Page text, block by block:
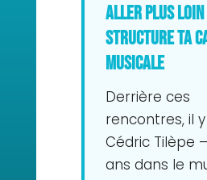
Aller plus loin
structure ta
musicale
Derrière ces
rencontres, il
Cédric Tilèpe
ans dans le